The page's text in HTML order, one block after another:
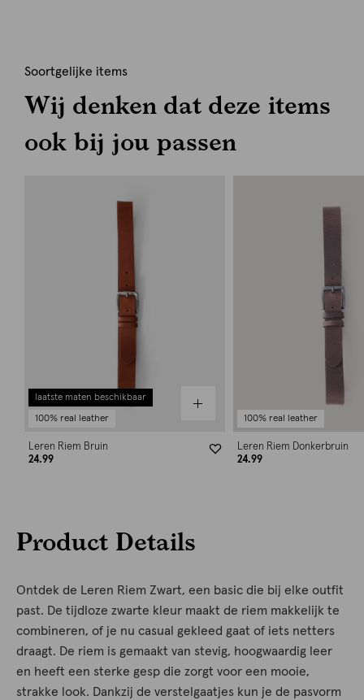
Soortgelijke items
Wij denken dat deze items
ook bij jou passen
laatste maten beschikbaar
100% real leather
Leren Riem Bruin
24.99
100% real leather
Leren Riem Donkerbruin
24.99
Product Details
Ontdek de Leren Riem Zwart, een basic die bij elke outfit
past. De tijdloze zwarte kleur maakt de riem makkelijk te
combineren, of je nu casual gekleed gaat of iets netters
draagt. De riem is gemaakt van stevig, hoogwaardig leer
en heeft een sterke gesp die zorgt voor een mooie,
strakke look. Dankzij de verstelgaatjes kun je de pasvorm